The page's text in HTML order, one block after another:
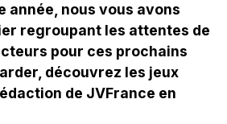
année, nous vous avons
regroupant les attentes de
pour ces prochains
découvrez les jeux
de JVFrance en